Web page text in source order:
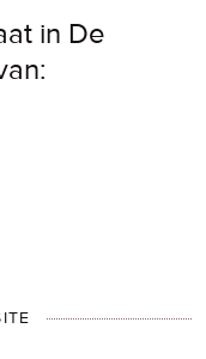
in De